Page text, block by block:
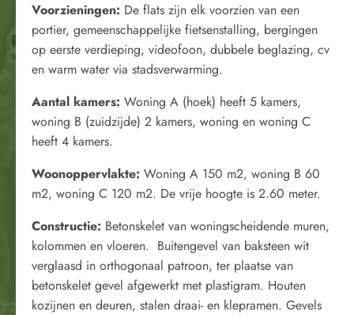
Voorzieningen: De flats zijn elk voorzien van een
portier, gemeenschappelijke fietsenstalling, bergingen
op eerste verdieping, videofoon, dubbele beglazing, cv
en warm water via stadsverwarming.
Aantal kamers: Woning A (hoek) heeft 5 kamers,
woning B (zuidzijde) 2 kamers, woning en woning C
heeft 4 kamers.
Woonoppervlakte: Woning A 150 m2, woning B 60
m2, woning C 120 m2. De vrije hoogte is 2.60 meter.
Constructie: Betonskelet van woningscheidende muren,
kolommen en vloeren. Buitengevel van baksteen wit
verglaasd in orthogonaal patroon, ter plaatse van
betonskelet gevel afgewerkt met plastigram. Houten
kozijnen en deuren, stalen draai- en klepramen. Gevels